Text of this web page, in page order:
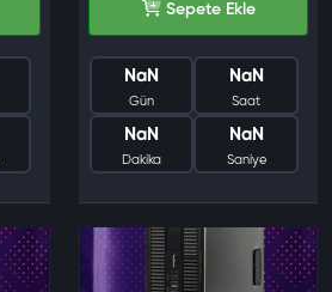
Sepete Ekle
NaN
Gün
NaN
Saat
NaN
Dakika
NaN
Saniye